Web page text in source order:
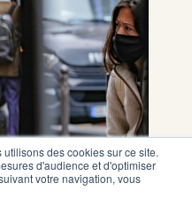
des cookies sur ce site.
d'audience et d'optimiser
votre navigation, vous